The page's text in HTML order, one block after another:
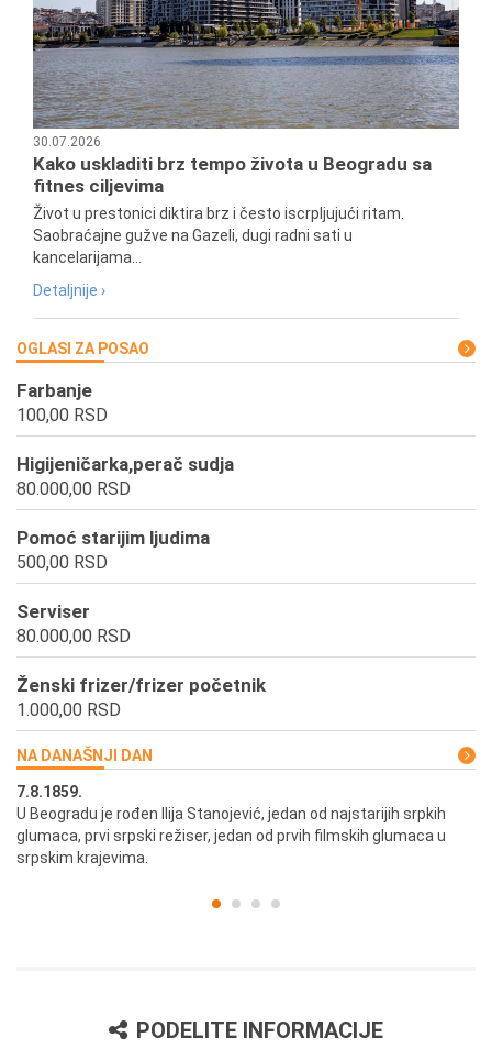
30.07.2026
Kako uskladiti brz tempo života u Beogradu sa
fitnes ciljevima
Život u prestonici diktira brz i često iscrpljujući ritam.
Saobraćajne gužve na Gazeli, dugi radni sati u
kancelarijama...
Detaljnije ›
OGLASI ZA POSAO
Farbanje
100,00 RSD
Higijeničarka,perač sudja
80.000,00 RSD
Pomoć starijim ljudima
500,00 RSD
Serviser
80.000,00 RSD
Ženski frizer/frizer početnik
1.000,00 RSD
NA DANAŠNJI DAN
7.8.1859.
U Beogradu je rođen Ilija Stanojević, jedan od najstarijih srpkih
glumaca, prvi srpski režiser, jedan od prvih filmskih glumaca u
srpskim krajevima.
PODELITE INFORMACIJE